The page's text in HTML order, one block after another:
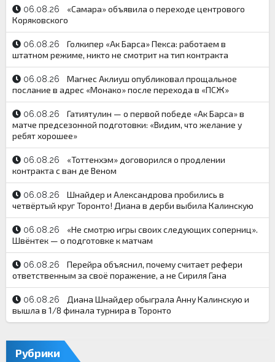
06.08.26
«Самара» объявила о переходе центрового
Коряковского
06.08.26
Голкипер «Ак Барса» Пекса: работаем в
штатном режиме, никто не смотрит на тип контракта
06.08.26
Магнес Аклиуш опубликовал прощальное
послание в адрес «Монако» после перехода в «ПСЖ»
06.08.26
Гатиятулин — о первой победе «Ак Барса» в
матче предсезонной подготовки: «Видим, что желание у
ребят хорошее»
06.08.26
«Тоттенхэм» договорился о продлении
контракта с ван де Веном
06.08.26
Шнайдер и Александрова пробились в
четвёртый круг Торонто! Диана в дерби выбила Калинскую
06.08.26
«Не смотрю игры своих следующих соперниц».
Швёнтек — о подготовке к матчам
06.08.26
Перейра объяснил, почему считает рефери
ответственным за своё поражение, а не Сириля Гана
06.08.26
Диана Шнайдер обыграла Анну Калинскую и
вышла в 1/8 финала турнира в Торонто
Рубрики